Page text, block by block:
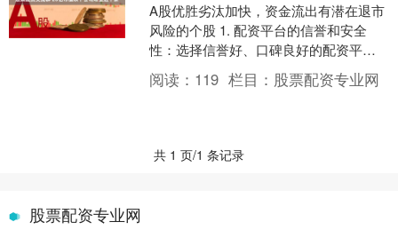
A股优胜劣汰加快，资金流出有潜在退市
风险的个股 1. 配资平台的信誉和安全
性：选择信誉好、口碑良好的配资平
台，确保资金安全和合法性。 今年指数
的分化极其明显，以....
阅读： 119 栏目： 股票配资专业网
共 1 页/1 条记录
股票配资专业网